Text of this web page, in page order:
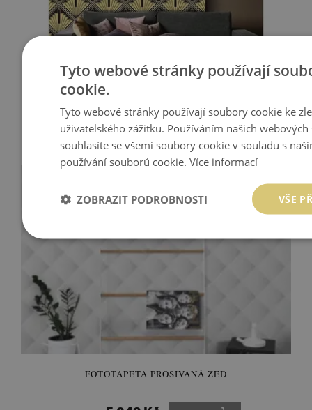
Cena: 5 049 Kč
FOTOTAPETA PROŠÍVANÁ ZEĎ
Tyto webové stránky používají
cookie.
Tyto webové stránky používají soubory cookie ke
uživatelského zážitku. Používáním našich webových
souhlasíte se všemi soubory cookie v souladu s
používání souborů cookie.Více informací
VŠE
ZOBRAZIT PODROBNOSTI